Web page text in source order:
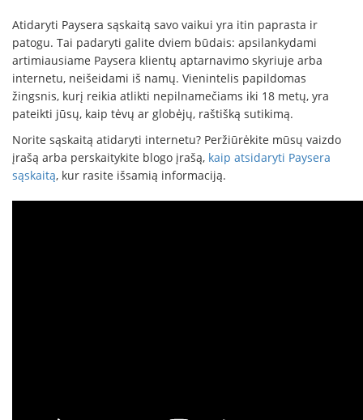
Atidaryti Paysera sąskaitą savo vaikui yra itin paprasta ir
patogu. Tai padaryti galite dviem būdais: apsilankydami
artimiausiame Paysera klientų aptarnavimo skyriuje arba
internetu, neišeidami iš namų. Vienintelis papildomas
žingsnis, kurį reikia atlikti nepilnamečiams iki 18 metų, yra
pateikti jūsų, kaip tėvų ar globėjų, raštišką sutikimą.
Norite sąskaitą atidaryti internetu? Peržiūrėkite mūsų vaizdo
įrašą arba perskaitykite blogo įrašą, kaip atsidaryti Paysera
sąskaitą, kur rasite išsamią informaciją.